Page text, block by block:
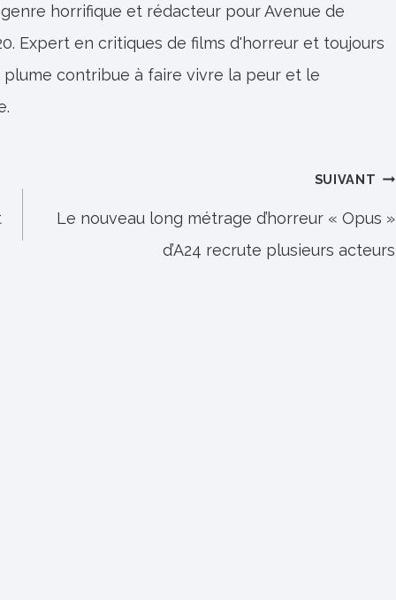
horrifique et rédacteur pour Avenue de
Expert en critiques de films d'horreur et toujours
contribue à faire vivre la peur et le
SUIVANT
Le nouveau long métrage d’horreur « Opus »
d’A24 recrute plusieurs acteurs